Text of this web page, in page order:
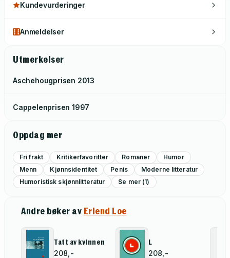
Kundevurderinger
Anmeldelser
Utmerkelser
Aschehougprisen 2013
Cappelenprisen 1997
Oppdag mer
Fri frakt Kritikerfavoritter Romaner
Humor
Menn
Kjønnsidentitet Penis
Moderne litteratur
Humoristisk skjønnlitteratur
Se mer (1)
Andre bøker av Erlend Loe
Tatt av kvinnen
208,-
L
208,-